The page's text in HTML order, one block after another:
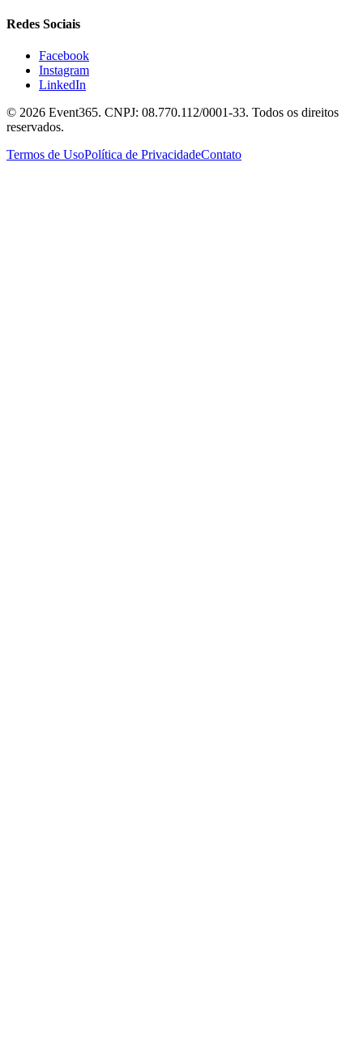
Redes Sociais
Facebook
Instagram
LinkedIn
© 2026 Event365. CNPJ: 08.770.112/0001-33. Todos os direitos
reservados.
Termos de UsoPolítica de PrivacidadeContato